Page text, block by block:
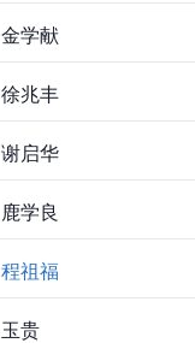
金学献
徐兆丰
谢启华
鹿学良
程祖福
玉贵